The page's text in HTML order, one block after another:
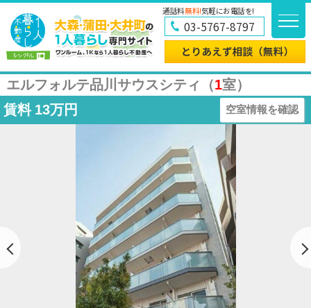
通話料無料!気軽にお電話を!
03-5767-8797
エルフォルテ品川サウスシティ（1室）
賃料 13万円 空室情報を確認